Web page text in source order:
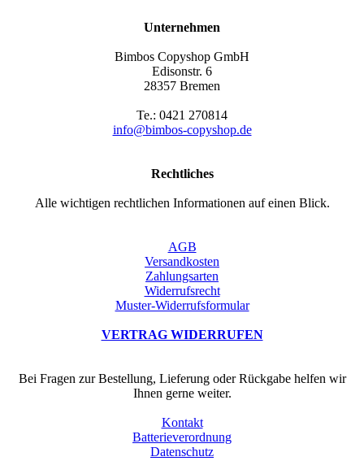
Unternehmen
Bimbos Copyshop GmbH
Edisonstr. 6
28357 Bremen
Te.: 0421 270814
info@bimbos-copyshop.de
Rechtliches
Alle wichtigen rechtlichen Informationen auf einen Blick.
AGB
Versandkosten
Zahlungsarten
Widerrufsrecht
Muster-Widerrufsformular
VERTRAG WIDERRUFEN
Bei Fragen zur Bestellung, Lieferung oder Rückgabe helfen wir
Ihnen gerne weiter.
Kontakt
Batterieverordnung
Datenschutz